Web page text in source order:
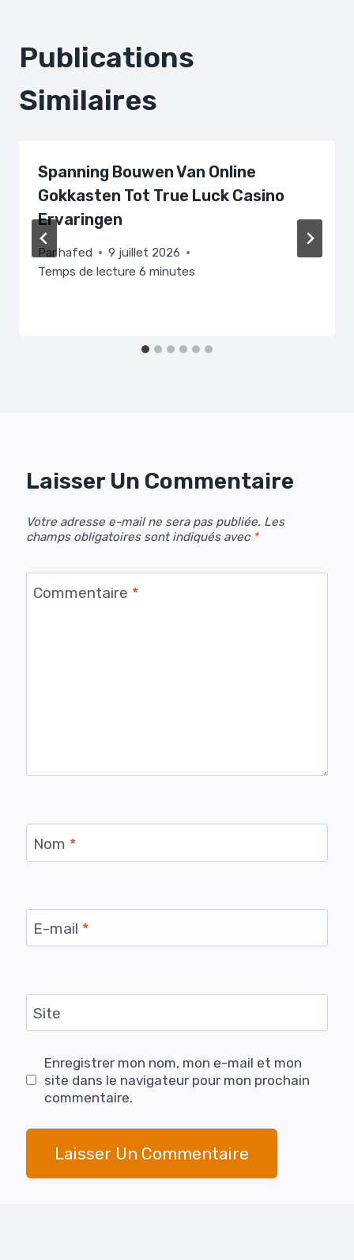
Publications
Similaires
Spanning Bouwen Van Online
Gokkasten Tot True Luck Casino
Ervaringen
Parhafed
9 juillet 2026
Temps de lecture 6 minutes
Laisser Un Commentaire
Votre adresse e-mail ne sera pas publiée. Les
champs obligatoires sont indiqués avec *
Commentaire *
Nom *
E-mail *
Site
Enregistrer mon nom, mon e-mail et mon
site dans le navigateur pour mon prochain
commentaire.